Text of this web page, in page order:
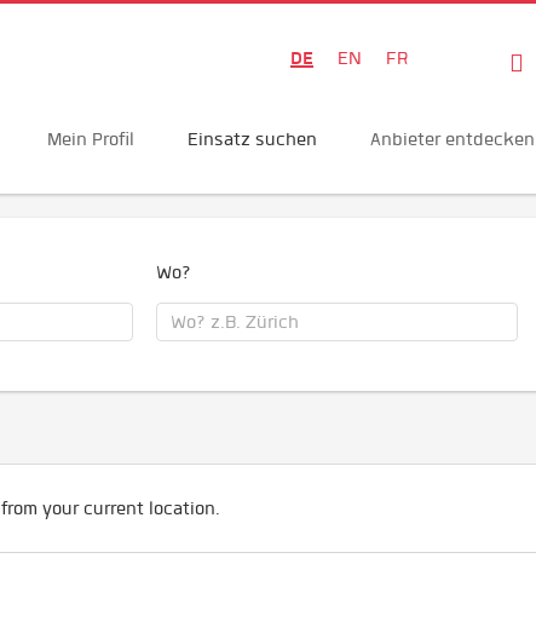
DE EN FR
Mein Profil Einsatz suchen Anbieter entdecken
Wo?
your current location.